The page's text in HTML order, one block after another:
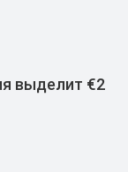
выделит €2